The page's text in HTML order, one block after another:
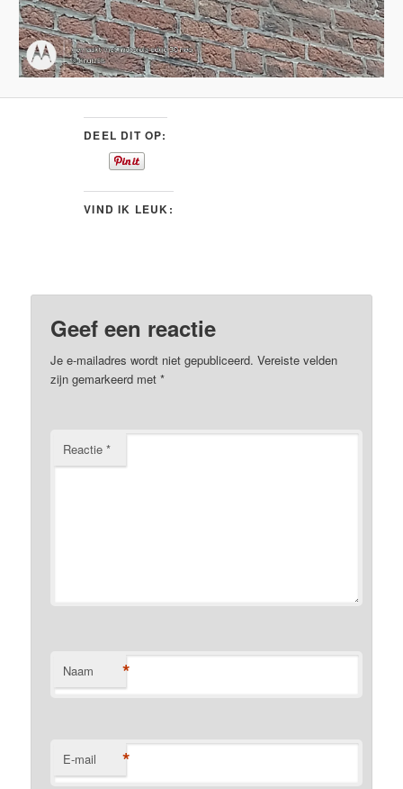
DEEL DIT OP:
VIND IK LEUK:
Geef een reactie
Je e-mailadres wordt niet gepubliceerd. Vereiste velden
zijn gemarkeerd met*
Reactie*
Naam *
E-mail *